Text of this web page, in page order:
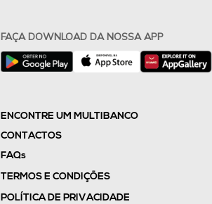
FAÇA DOWNLOAD DA NOSSA APP
ENCONTRE UM MULTIBANCO
CONTACTOS
FAQs
TERMOS E CONDIÇÕES
POLÍTICA DE PRIVACIDADE